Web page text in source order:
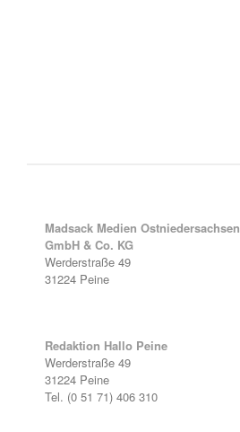
Madsack Medien Ostniedersachsen
GmbH & Co. KG
Werderstraße 49
31224 Peine
Redaktion Hallo Peine
Werderstraße 49
31224 Peine
Tel. (0 51 71) 406 310